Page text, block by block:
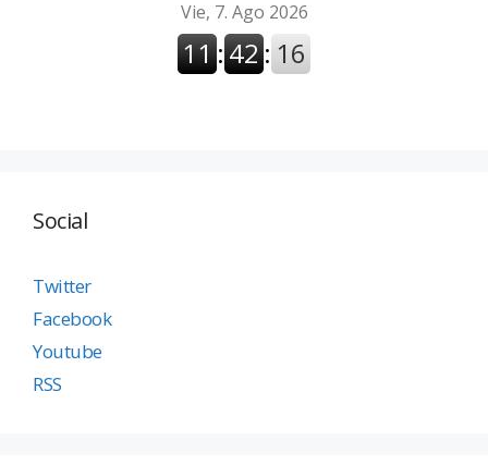
Social
Twitter
Facebook
Youtube
RSS